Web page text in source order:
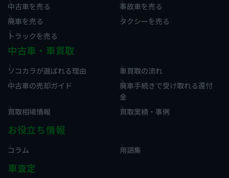
中古車を売る
事故車を売る
廃車を売る
タクシーを売る
トラックを売る
中古車・車買取
ソコカラが選ばれる理由
車買取の流れ
中古車の売却ガイド
廃車手続きで受け取れる還付
金
買取相場情報
買取実績・事例
お役立ち情報
コラム 用語集
車査定